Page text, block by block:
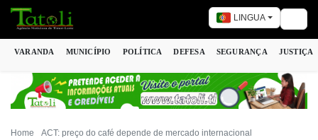
LINGUA
VARANDA MUNICÍPIO POLÍTICA DEFESA SEGURANÇA JUSTIÇA
Home ACT: preço do café depende de mercado internacional